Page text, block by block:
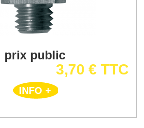
prix public
3,70 € TTC
INFO +